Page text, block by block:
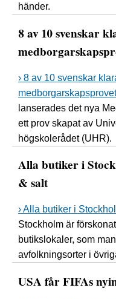
händer.
8 av 10 svenskar
› 8 av 10 svenskar
medborgarskapsprovet
lanserades det nya
ett prov skapat av
högskolerådet (UHR).
Alla butiker i
& salt
› Alla butiker i
Stockholm är
butikslokaler, som
avfolkningsorter i
USA får FIFAs